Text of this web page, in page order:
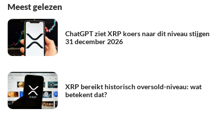
Meest gelezen
ChatGPT ziet XRP koers naar dit niveau stijgen
31 december 2026
XRP bereikt historisch oversold-niveau: wat
betekent dat?